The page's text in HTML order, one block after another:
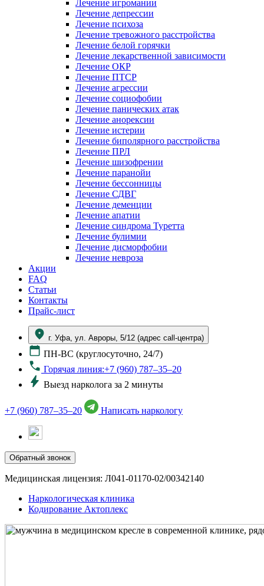
Лечение игромании
Лечение депрессии
Лечение психоза
Лечение тревожного расстройства
Лечение белой горячки
Лечение лекарственной зависимости
Лечение ОКР
Лечение ПТСР
Лечение агрессии
Лечение социофобии
Лечение панических атак
Лечение анорексии
Лечение истерии
Лечение биполярного расстройства
Лечение ПРЛ
Лечение шизофрении
Лечение паранойи
Лечение бессонницы
Лечение СДВГ
Лечение деменции
Лечение апатии
Лечение синдрома Туретта
Лечение булимии
Лечение дисморфобии
Лечение невроза
Акции
FAQ
Статьи
Контакты
Прайс-лист
г. Уфа, ул. Авроры, 5/12 (адрес call-центра)
ПН-ВС (круглосуточно, 24/7)
Горячая линия:+7 (960) 787–35–20
Выезд нарколога за 2 минуты
+7 (960) 787–35–20 Написать наркологу
Обратный звонок
Медицинская лицензия: Л041-01170-02/00342140
Наркологическая клиника
Кодирование Актоплекс